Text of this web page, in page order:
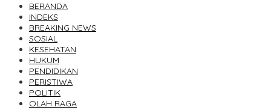
BERANDA
INDEKS
BREAKING NEWS
SOSIAL
KESEHATAN
HUKUM
PENDIDIKAN
PERISTIWA
POLITIK
OLAH RAGA